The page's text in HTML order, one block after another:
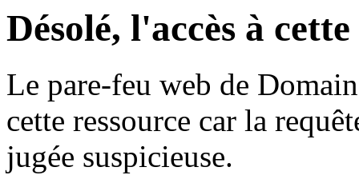
Désolé, l'accès à
Le pare-feu web de
cette ressource car la
jugée suspicieuse.